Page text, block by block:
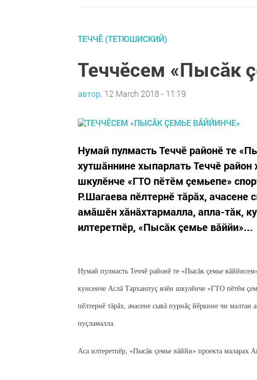
ТЕЧЧӖ (ТЕТЮШИСКИЙ)
Теччӗсем «Пысăк
автор, 12 March 2018 - 11:19
Нумай пулмасть Теччӗ районӗ те
хутшăннине хыпарлать Теччӗ район
шкулӗнче «ГТО пӗтӗм çемьепе»
Р.Шагаева пӗлтернӗ тăрăх,
амăшӗн хăнăхтармалла, апла-тăк,
илтеретпӗр, «Пысăк çемье вăййи»...
Нумай пулмасть Теччӗ районӗ те «Пысăк çемье
кунсенче Аслă Тарханпуç ялӗн шкулӗнче «ГТО пӗтӗм
пӗлтернӗ тăрăх, ачасене сывă пурнăç йӗркине чи
пуçламалла.
Аса илтеретпӗр, «Пысăк çемье вăййи» проекта маларах